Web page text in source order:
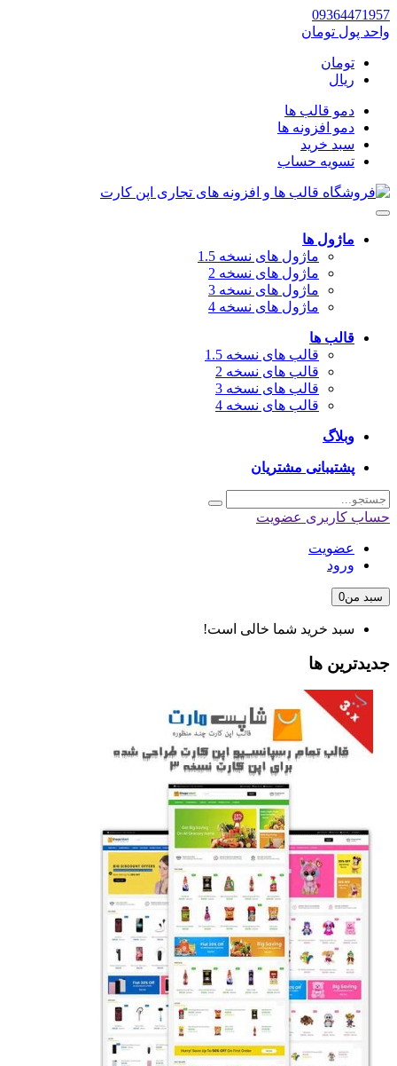
09364471957
واحد پول تومان
تومان
ریال
دمو قالب ها
دمو افزونه ها
سبد خرید
تسویه حساب
ماژول ها
ماژول های نسخه 1.5
ماژول های نسخه 2
ماژول های نسخه 3
ماژول های نسخه 4
قالب ها
قالب های نسخه 1.5
قالب های نسخه 2
قالب های نسخه 3
قالب های نسخه 4
وبلاگ
پشتیبانی مشتریان
حساب کاربری عضویت
عضویت
ورود
سبد من0
سبد خرید شما خالی است!
جدیدترین ها